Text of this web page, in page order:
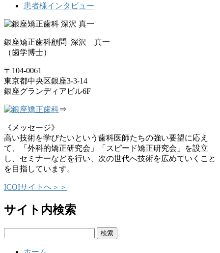
患者様インタビュー
銀座矯正歯科顧問 深沢 真一
（歯学博士）
〒104-0061
東京都中央区銀座3-3-14
銀座グランディアビル6F
⇒
《メッセージ》
高い技術を学びたいという歯科医師たちの強い要望に応え
て、「外科的矯正研究会」「スピード矯正研究会」を設立
し、セミナーなどを行い、次の世代へ技術を広めていくこと
を目指しています。
ICOIサイトへ＞＞
サイト内検索